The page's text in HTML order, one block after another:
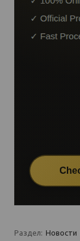
Раздел: Новости